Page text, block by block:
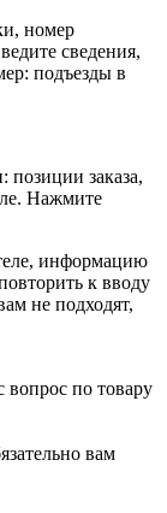
номер
сведения,
подъезды в
позиции заказа,
Нажмите
информацию
к вводу
не подходят,
по товару
вам